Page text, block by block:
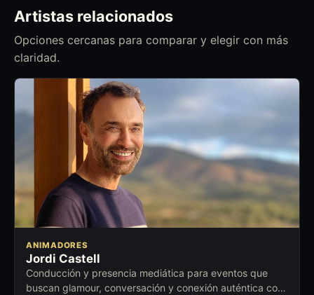
Artistas relacionados
Opciones cercanas para comparar y elegir con más
claridad.
ANIMADORES
Jordi Castell
Conducción y presencia mediática para eventos que
buscan glamour, conversación y conexión auténtica con